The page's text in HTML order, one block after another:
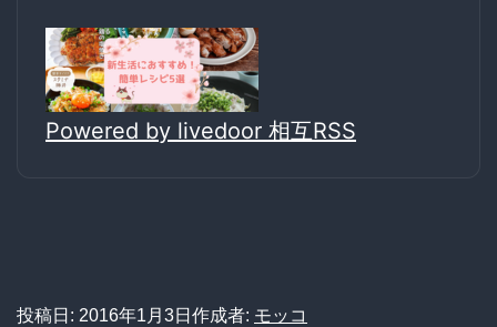
Powered by livedoor 相互RSS
投稿日: 2016年1月3日 作成者: モッコ